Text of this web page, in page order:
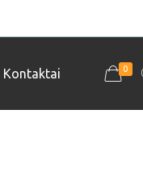
Kontaktai 0